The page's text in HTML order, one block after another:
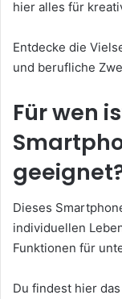
hier alles für
Entdecke die
und berufliche
Für wen
Dieses
individuellen
Funktionen für
Du findest hier